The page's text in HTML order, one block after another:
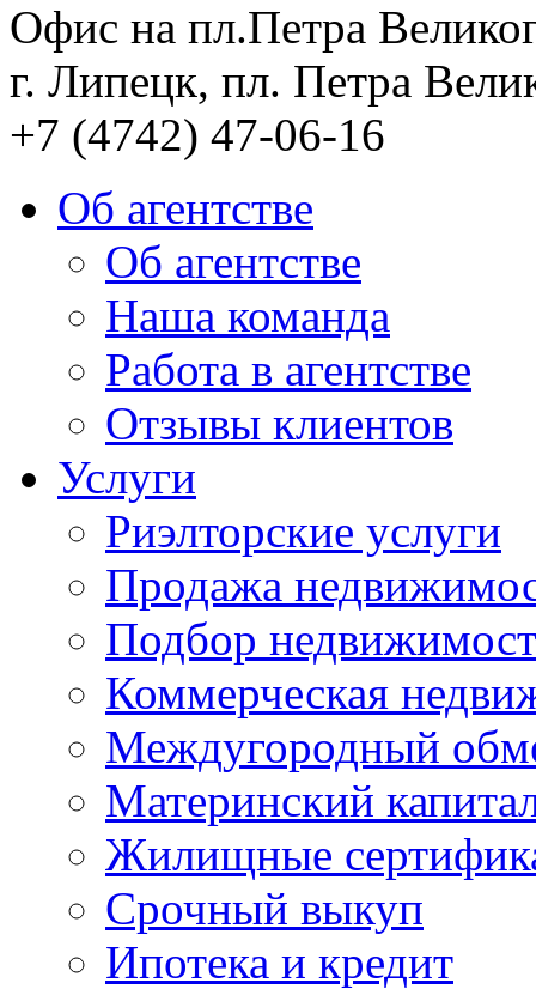
Офис на пл.Петра
г. Липецк, пл. Петра
+7 (4742) 47-06-16
Об агентстве
Об агентстве
Наша команда
Работа в агентстве
Отзывы клиентов
Услуги
Риэлторские услуги
Продажа
Подбор
Коммерческая
Междугородный
Материнский
Жилищные
Срочный выкуп
Ипотека и кредит